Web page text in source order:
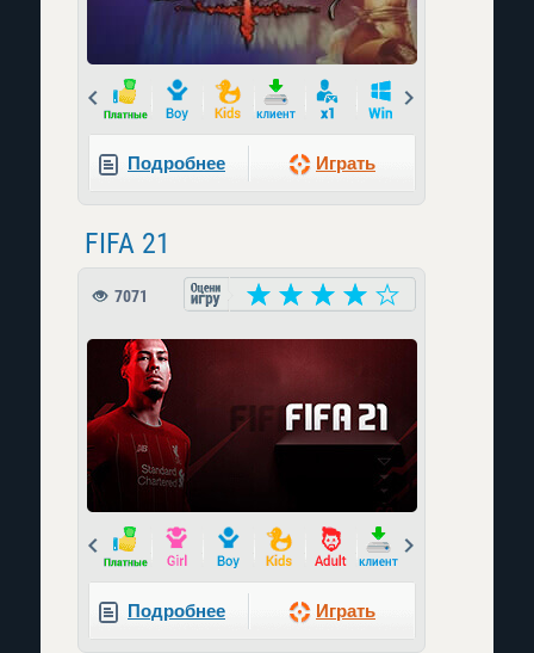
Prev
Подробнее Играть
FIFA 21
7071
Prev
Подробнее Играть